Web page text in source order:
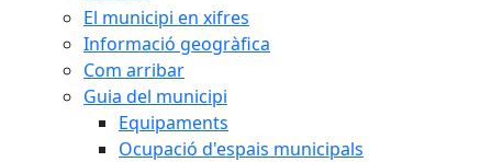
El municipi en xifres
Informació geogràfica
Com arribar
Guia del municipi
Equipaments
Ocupació d'espais municipals